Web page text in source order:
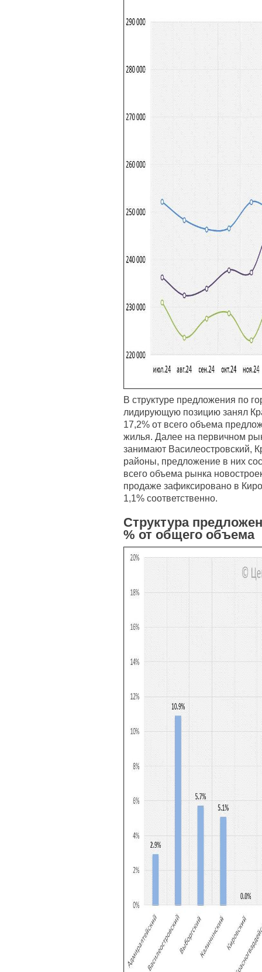
В структуре предложения по
лидирующую позицию занял
17,2% от всего объема
жилья. Далее на первичном
занимают Василеостровский,
районы, предложение в них
всего объема рынка
продаже зафиксировано в
1,1% соответственно.
Структура
% от общего объема